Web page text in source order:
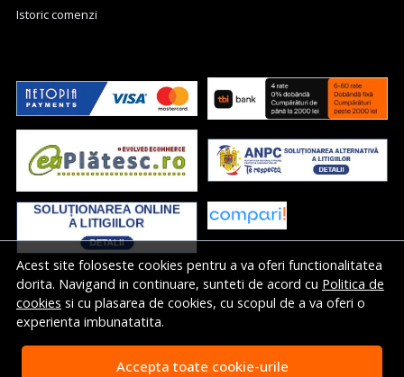
Acest site foloseste cookies pentru a va oferi functionalitatea
dorita. Navigand in continuare, sunteti de acord cu Politica de
cookies si cu plasarea de cookies, cu scopul de a va oferi o
experienta imbunatatita.
Accepta toate cookie-urile
Istoric comenzi